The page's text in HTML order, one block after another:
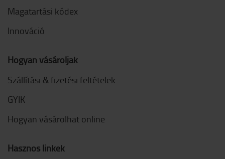
Magatartási kódex
Innováció
Hogyan vásároljak
Szállítási & fizetési feltételek
GYIK
Hogyan vásárolhat online
Hasznos linkek